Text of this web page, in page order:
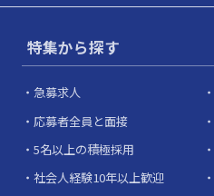
特集から探す
急募求人
応募者全員と面接
5名以上の積極採用
社会人経験10年以上歓迎